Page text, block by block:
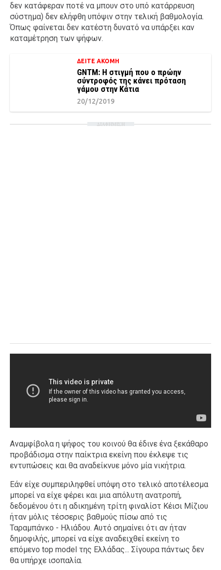
δεν κατάφεραν ποτέ να μπουν στο υπό κατάρρευση
σύστημα) δεν ελήφθη υπόψιν στην τελική βαθμολογία.
Όπως φαίνεται δεν κατέστη δυνατό να υπάρξει καν
καταμέτρηση των ψήφων.
ΔΕΙΤΕ ΑΚΟΜΗ
GNTM: Η στιγμή που ο πρώην
σύντροφός της κάνει πρόταση
γάμου στην Κάτια
20/12/2019
ΔΙΑΦΗΜΙΣΗ
Αναμφίβολα η ψήφος του κοινού θα έδινε ένα ξεκάθαρο
προβάδισμα στην παίκτρια εκείνη που έκλεψε τις
εντυπώσεις και θα αναδείκνυε μόνο μία νικήτρια.
Εάν είχε συμπεριληφθεί υπόψη στο τελικό αποτέλεσμα
μπορεί να είχε φέρει και μια απόλυτη ανατροπή,
δεδομένου ότι η αδικημένη τρίτη φιναλίστ Κέισι Μίζιου
ήταν μόλις τέσσερις βαθμούς πίσω από τις
Ταραμπάνκο - Ηλιάδου. Αυτό σημαίνει ότι αν ήταν
δημοφιλής, μπορεί να είχε αναδειχθεί εκείνη το
επόμενο top model της Ελλάδας... Σίγουρα πάντως δεν
θα υπήρχε ισοπαλία.